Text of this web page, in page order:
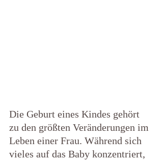
Die Geburt eines Kindes gehört
zu den größten Veränderungen im
Leben einer Frau. Während sich
vieles auf das Baby konzentriert,